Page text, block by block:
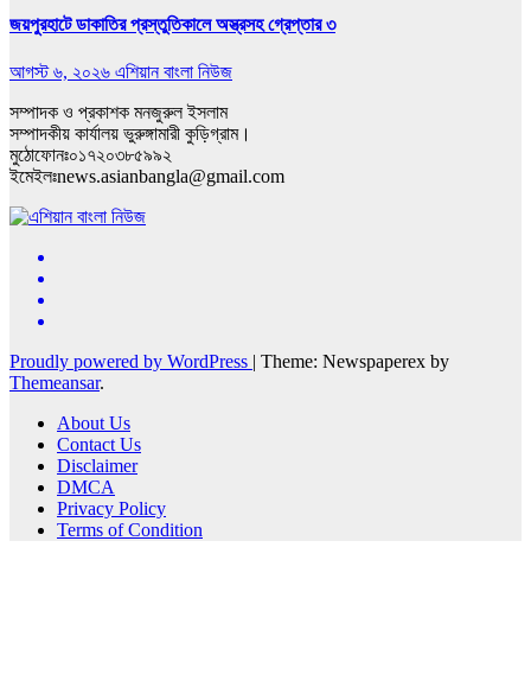
জয়পুরহাটে ডাকাতির প্রস্তুতিকালে অস্ত্রসহ গ্রেপ্তার ৩
আগস্ট ৬, ২০২৬ এশিয়ান বাংলা নিউজ
সম্পাদক ও প্রকাশক মনজুরুল ইসলাম
সম্পাদকীয় কার্যালয় ভুরুঙ্গামারী কুড়িগ্রাম।
মুঠোফোনঃ০১৭২০৩৮৫৯৯২
ইমেইলঃnews.asianbangla@gmail.com
Proudly powered by WordPress | Theme: Newspaperex by
Themeansar.
About Us
Contact Us
Disclaimer
DMCA
Privacy Policy
Terms of Condition